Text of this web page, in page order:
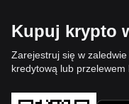
Kupuj krypto
Zarejestruj się w
kredytową lub przelewem